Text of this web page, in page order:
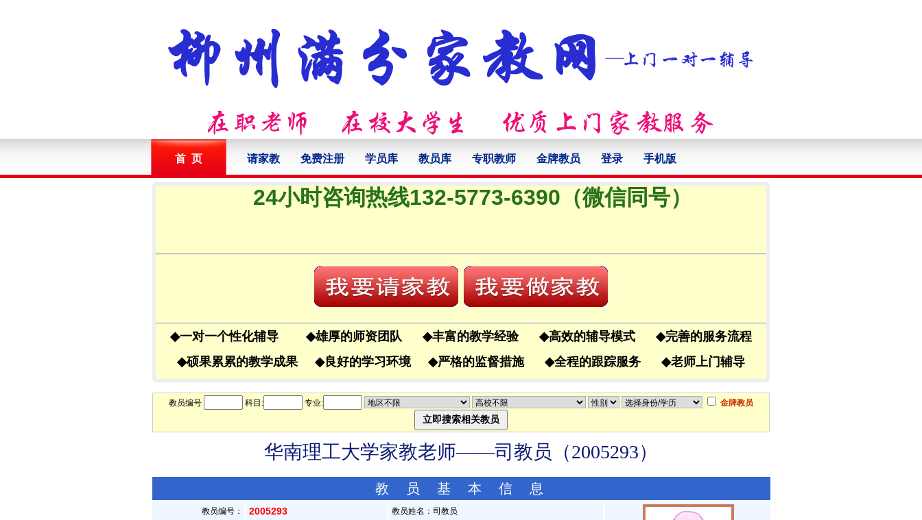
首 页 请家教 免费注册 学员库 教员库 专职教师 金牌教员 登录 手机版
24小时咨询热线132-5773-6390（微信同号）
◆一对一个性化辅导 ◆雄厚的师资团队 ◆丰富的教学经验 ◆高效的辅导模式 ◆完善的服务流程
◆硕果累累的教学成果 ◆良好的学习环境 ◆严格的监督措施 ◆全程的跟踪服务 ◆老师上门辅导
教员编号 科目: 专业: 金牌教员
华南理工大学家教老师——司教员（2005293）
教 员 基 本 信 息
教员编号： 2005293 教员姓名：司教员